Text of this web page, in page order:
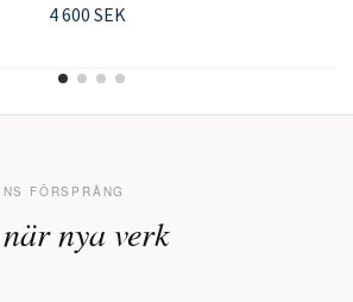
4 600 SEK
FÖRSPRÅNG
nya verk